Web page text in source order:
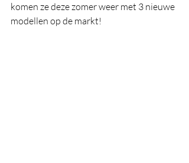
komen ze deze zomer weer met 3 nieuwe
modellen op de markt!